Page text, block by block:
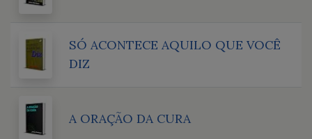
SÓ ACONTECE AQUILO QUE VOCÊ
DIZ
A ORAÇÃO DA CURA